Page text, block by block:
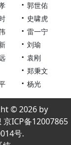
郭世佑
史啸虎
雷一宁
刘瑜
袁刚
郑秉文
杨光
© 2026 by
ICP备12007865
号.